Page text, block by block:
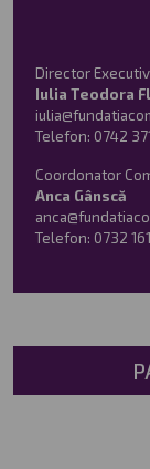
Director Executiv
Iulia Teodora
Telefon: 0742
Coordonator
Anca Gânscă
Telefon: 0732